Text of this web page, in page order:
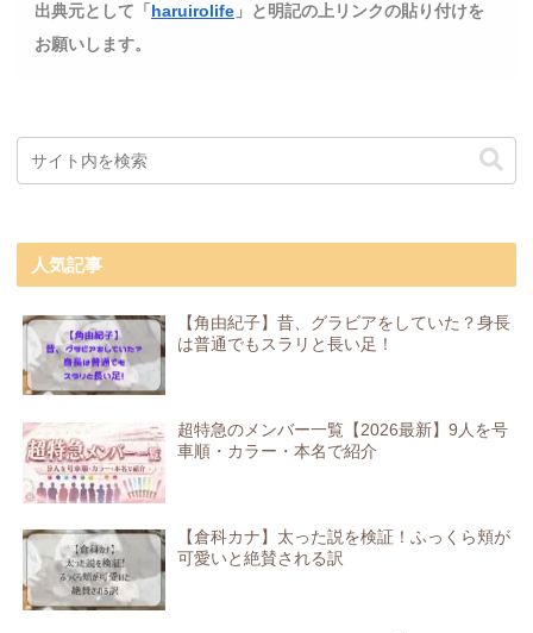
出典元として「 haruirolife 」と明記の上リンクの貼り付けを
お願いします。
人気記事
【角由紀子】昔、グラビアをしていた？身長
は普通でもスラリと長い足！
超特急のメンバー一覧【2026最新】9人を号
車順・カラー・本名で紹介
【倉科カナ】太った説を検証！ふっくら頬が
可愛いと絶賛される訳